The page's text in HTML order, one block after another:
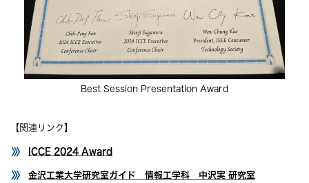
Best Session Presentation Award
【関連リンク】
ICCE 2024 Award
金沢工業大学研究室ガイド 情報工学科 中沢実 研究室